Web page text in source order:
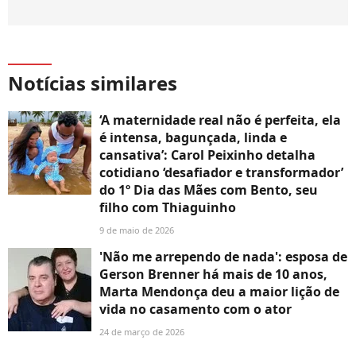
Notícias similares
‘A maternidade real não é perfeita, ela
é intensa, bagunçada, linda e
cansativa’: Carol Peixinho detalha
cotidiano ‘desafiador e transformador’
do 1º Dia das Mães com Bento, seu
filho com Thiaguinho
9 de maio de 2026
'Não me arrependo de nada': esposa de
Gerson Brenner há mais de 10 anos,
Marta Mendonça deu a maior lição de
vida no casamento com o ator
24 de março de 2026